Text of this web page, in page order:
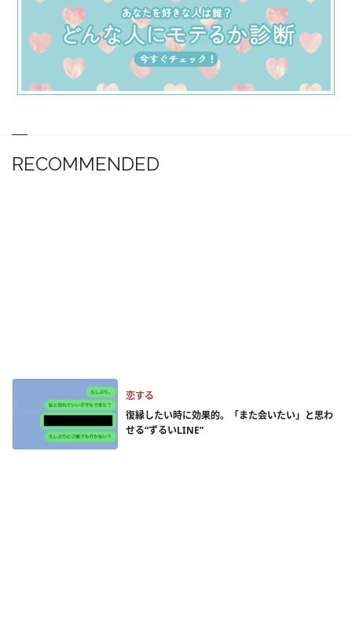
RECOMMENDED
恋する
復縁したい時に効果的。「また会いたい」と思わ
せる“ずるいLINE”